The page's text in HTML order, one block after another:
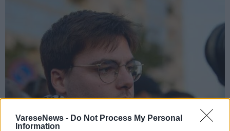
VareseNews - Do Not Process My Personal
Information